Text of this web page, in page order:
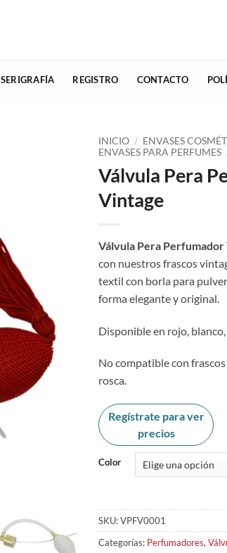
SERIGRAFÍA REGISTRO CONTACTO
INICIO / ENVASES
ENVASES PARA PERFUMES
Válvula Pera
Vintage
Válvula Pera Perfumador
con nuestros frascos
textil con borla para
forma elegante y original.
Disponible en rojo,
No compatible con
rosca.
Regístrate para ver
precios
Color
SKU:VPFV0001
Categorías: Perfumadores,